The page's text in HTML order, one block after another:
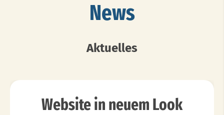
News
Aktuelles
Website in neuem Look